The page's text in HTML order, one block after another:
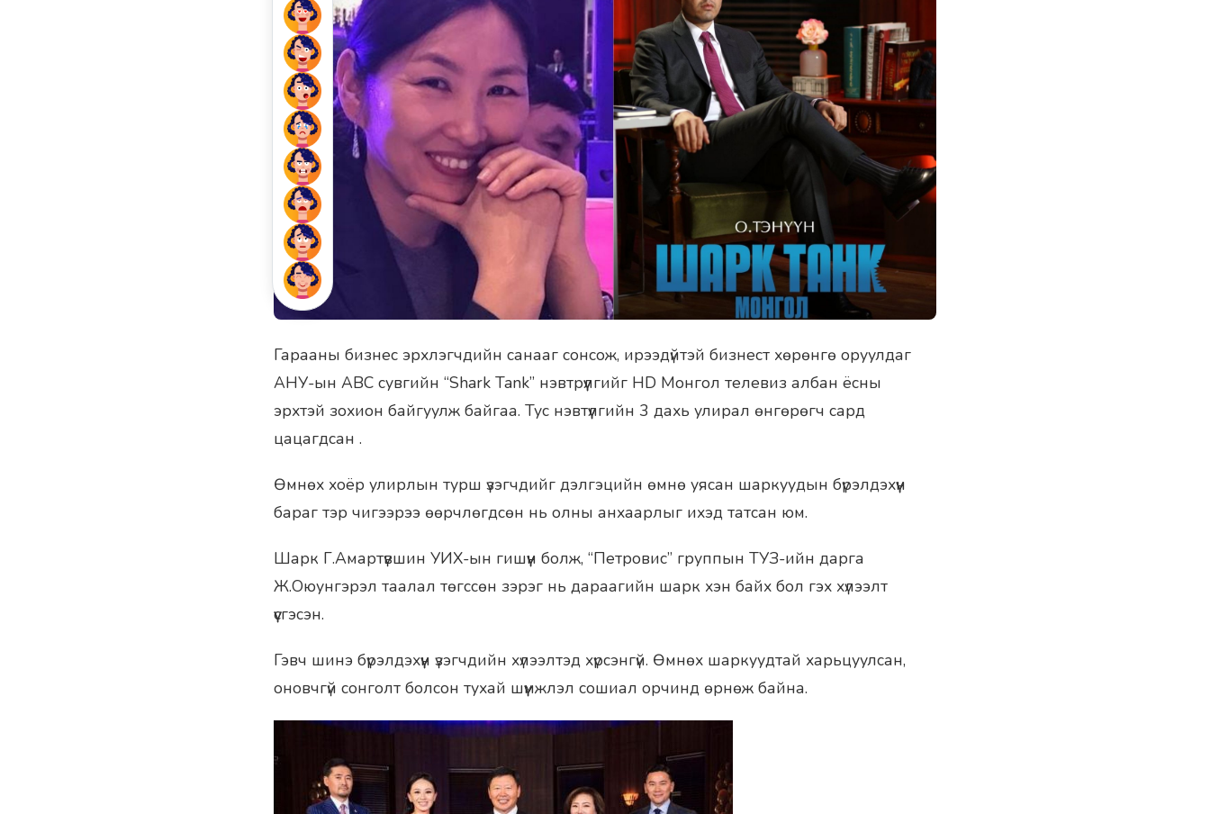
Гарааны бизнес эрхлэгчдийн санааг сонсож, ирээдүйтэй бизнест хөрөнгө оруулдаг
АНУ-ын АВС сувгийн “Shark Tank” нэвтрүүлгийг HD Монгол телевиз албан ёсны
эрхтэй зохион байгуулж байгаа. Тус нэвтүүлгийн 3 дахь улирал өнгөрөгч сард
цацагдсан .
Өмнөх хоёр улирлын турш үзэгчдийг дэлгэцийн өмнө уясан шаркуудын бүрэлдэхүүн
бараг тэр чигээрээ өөрчлөгдсөн нь олны анхаарлыг ихэд татсан юм.
Шарк Г.Амартүвшин УИХ-ын гишүүн болж, “Петровис” группын ТУЗ-ийн дарга
Ж.Оюунгэрэл таалал төгссөн зэрэг нь дараагийн шарк хэн байх бол гэх хүлээлт
үүсгэсэн.
Гэвч шинэ бүрэлдэхүүн үзэгчдийн хүлээлтэд хүрсэнгүй. Өмнөх шаркуудтай харьцуулсан,
оновчгүй сонголт болсон тухай шүүмжлэл сошиал орчинд өрнөж байна.